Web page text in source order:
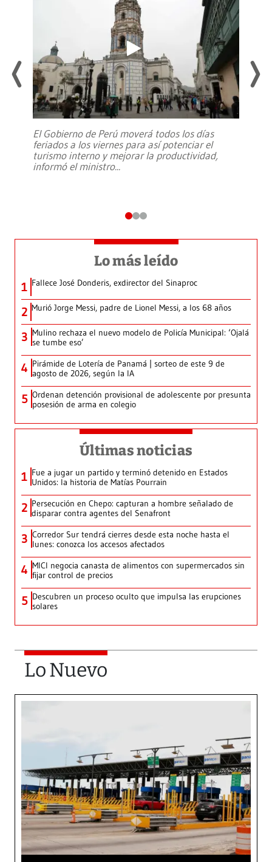
El Gobierno de Perú moverá todos los días
feriados a los viernes para así potenciar el
turismo interno y mejorar la productividad,
informó el ministro...
Lo más leído
1 Fallece José Donderis, exdirector del Sinaproc
2 Murió Jorge Messi, padre de Lionel Messi, a los 68 años
3 Mulino rechaza el nuevo modelo de Policía Municipal: ‘Ojalá
se tumbe eso’
4 Pirámide de Lotería de Panamá | sorteo de este 9 de
agosto de 2026, según la IA
5 Ordenan detención provisional de adolescente por presunta
posesión de arma en colegio
Últimas noticias
1 Fue a jugar un partido y terminó detenido en Estados
Unidos: la historia de Matías Pourrain
2 Persecución en Chepo: capturan a hombre señalado de
disparar contra agentes del Senafront
3 Corredor Sur tendrá cierres desde esta noche hasta el
lunes: conozca los accesos afectados
4 MICI negocia canasta de alimentos con supermercados sin
fijar control de precios
5 Descubren un proceso oculto que impulsa las erupciones
solares
Lo Nuevo